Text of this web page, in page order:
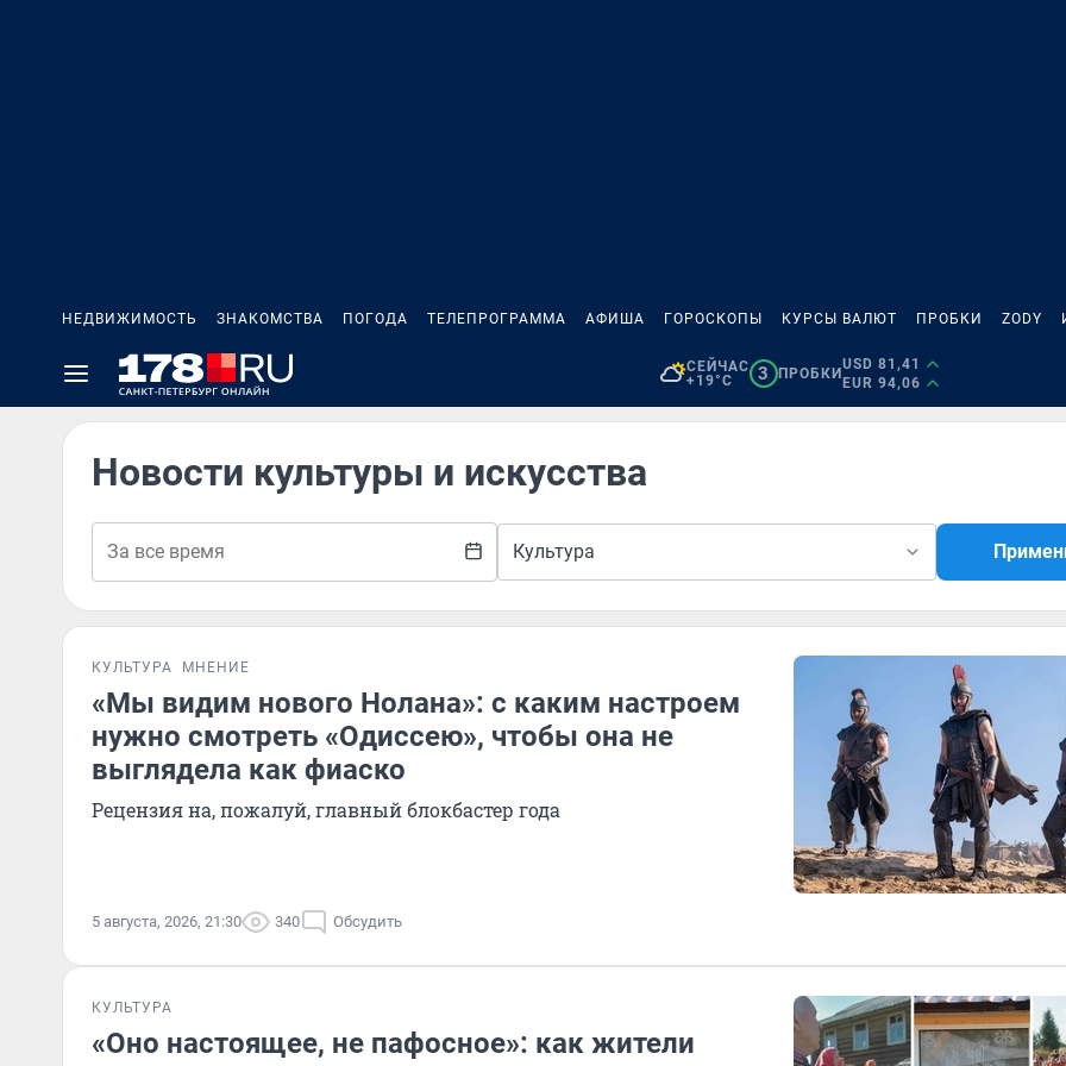
НЕДВИЖИМОСТЬ ЗНАКОМСТВА ПОГОДА ТЕЛЕПРОГРАММА АФИША ГОРОСКОПЫ КУРСЫ ВАЛЮТ ПРОБКИ ZODY
СЕЙЧАС
+19°C
3 ПРОБКИ
USD 81,41
EUR 94,06
Новости культуры и искусства
Культура
КУЛЬТУРА МНЕНИЕ
«Мы видим нового Нолана»: с каким настроем
нужно смотреть «Одиссею», чтобы она не
выглядела как фиаско
Рецензия на, пожалуй, главный блокбастер года
5 августа, 2026, 21:30 340 Обсудить
КУЛЬТУРА
«Оно настоящее, не пафосное»: как жители